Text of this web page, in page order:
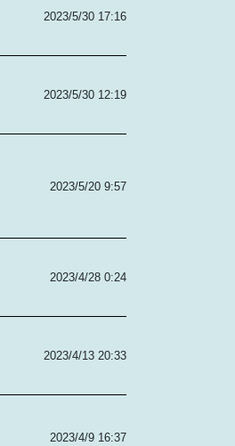
2023/5/30 17:16
2023/5/30 12:19
2023/5/20 9:57
2023/4/28 0:24
2023/4/13 20:33
2023/4/9 16:37